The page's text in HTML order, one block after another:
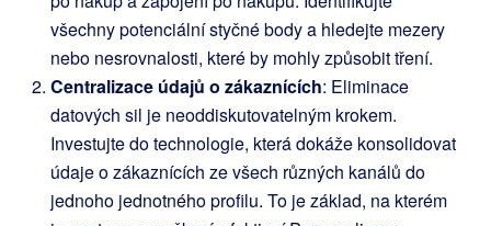
všechny potenciální styčné body a hledejte mezery
nebo nesrovnalosti, které by mohly způsobit tření.
Centralizace údajů o zákaznících: Eliminace
datových sil je neoddiskutovatelným krokem.
Investujte do technologie, která dokáže konsolidovat
údaje o zákaznících ze všech různých kanálů do
jednoho jednotného profilu. To je základ, na kterém